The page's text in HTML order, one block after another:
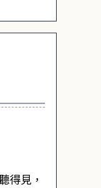
得見，